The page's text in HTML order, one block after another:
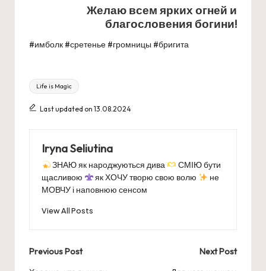
Желаю всем ярких огней и
благословения богини!
#имболк #сретенье #громницы #бригита
Tags:
Life is Magic
Last updated on 13.08.2024
Iryna Seliutina
ЗНАЮ як народжуються дива
СМІЮ бути
щасливою
як ХОЧУ творю свою волю
не
МОВЧУ і наповнюю сенсом
View All Posts
Post
Previous Post
Next Post